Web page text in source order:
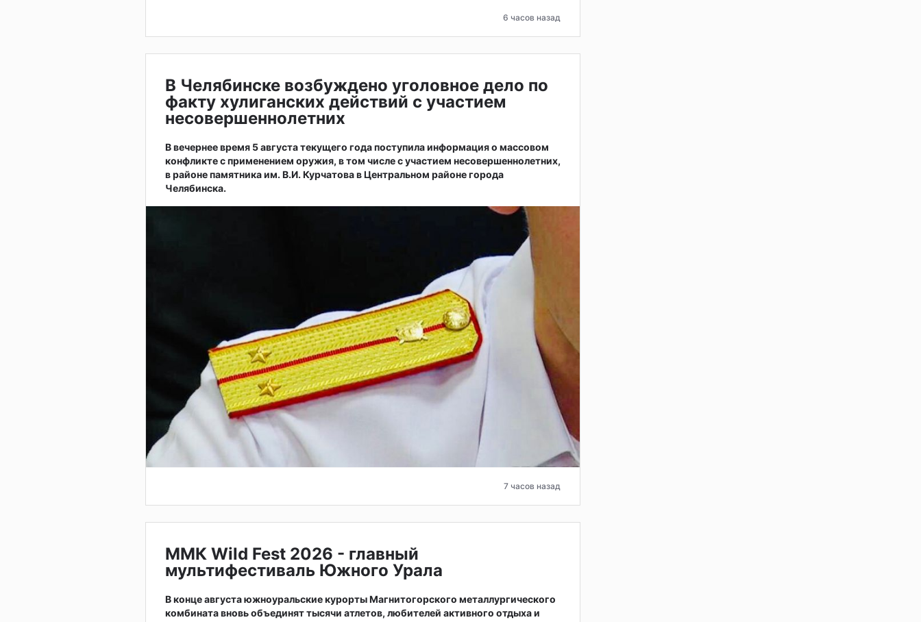
6 часов назад
В Челябинске возбуждено уголовное дело по
факту хулиганских действий с участием
несовершеннолетних
В вечернее время 5 августа текущего года поступила информация о массовом
конфликте с применением оружия, в том числе с участием несовершеннолетних,
в районе памятника им. В.И. Курчатова в Центральном районе города
Челябинска.
7 часов назад
ММК Wild Fest 2026 - главный
мультифестиваль Южного Урала
В конце августа южноуральские курорты Магнитогорского металлургического
комбината вновь объединят тысячи атлетов, любителей активного отдыха и